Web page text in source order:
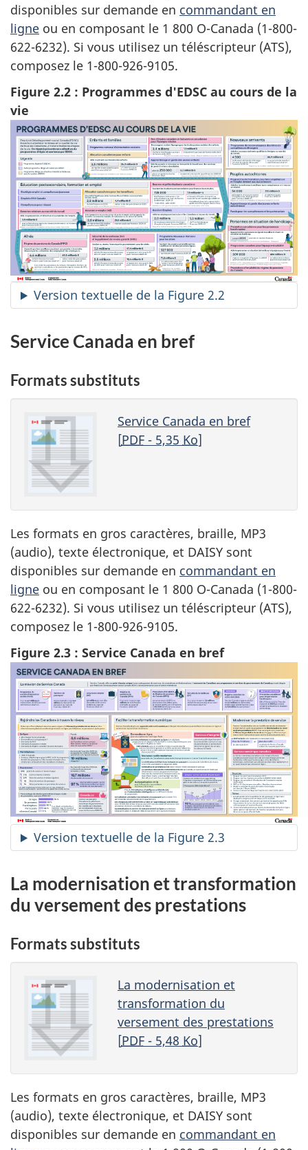
disponibles sur demande en commandant en
ligne ou en composant le 1 800 O-Canada (1-800-
622-6232). Si vous utilisez un téléscripteur (ATS),
composez le 1-800-926-9105.
Figure 2.2 : Programmes d'EDSC au cours de la
vie
Version textuelle de la Figure 2.2
Service Canada en bref
Formats substituts
Service Canada en bref
[PDF- 5,35 Ko]
Les formats en gros caractères, braille, MP3
(audio), texte électronique, et DAISY sont
disponibles sur demande en commandant en
ligne ou en composant le 1 800 O-Canada (1-800-
622-6232). Si vous utilisez un téléscripteur (ATS),
composez le 1-800-926-9105.
Figure 2.3 : Service Canada en bref
Version textuelle de la Figure 2.3
La modernisation et transformation
du versement des prestations
Formats substituts
La modernisation et
transformation du
versement des prestations
[PDF- 5,48 Ko]
Les formats en gros caractères, braille, MP3
(audio), texte électronique, et DAISY sont
disponibles sur demande en commandant en